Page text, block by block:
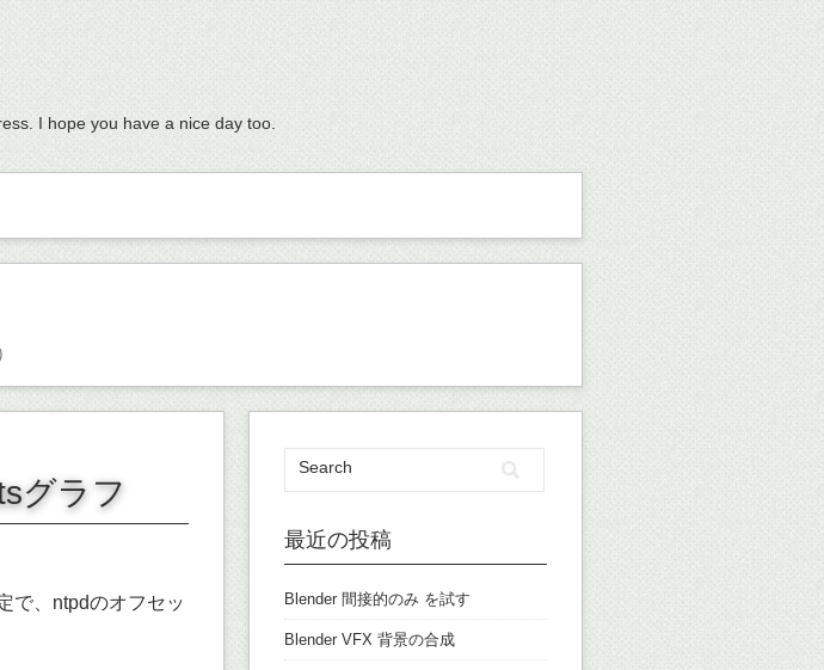
I hope you have a nice day too.
グラフ
で、ntpdのオフセッ
最近の投稿
Blender 間接的のみ を試す
Blender VFX 背景の合成